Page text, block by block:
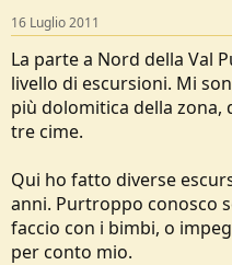
16 Luglio 2011
La parte a Nord della Val
livello di escursioni. Mi
più dolomitica della zona,
tre cime.
Qui ho fatto diverse
anni. Purtroppo conosco
faccio con i bimbi, o
per conto mio.